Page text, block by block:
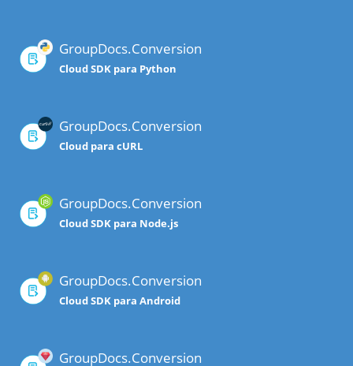
GroupDocs.Conversion
Cloud SDK para Python
GroupDocs.Conversion
Cloud para cURL
GroupDocs.Conversion
Cloud SDK para Node.js
GroupDocs.Conversion
Cloud SDK para Android
GroupDocs.Conversion